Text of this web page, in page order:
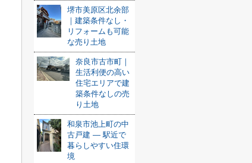
堺市美原区北余部
｜建築条件なし・
リフォームも可能
な売り土地
奈良市古市町｜
生活利便の高い
住宅エリアで建
築条件なしの売
り土地
和泉市池上町の中
古戸建 — 駅近で
暮らしやすい住環
境